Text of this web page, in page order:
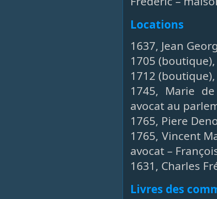
Locations
1637, Jean
1705
1712
1745, Marie
avocat au
1765, Piere
1765, Vincent
avocat –
1631, Charles
Livres des